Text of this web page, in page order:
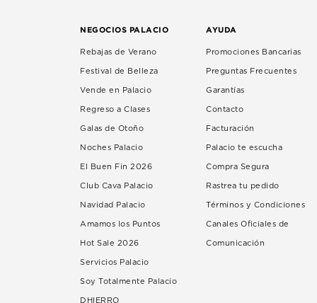
NEGOCIOS PALACIO
Rebajas de Verano
Festival de Belleza
Vende en Palacio
Regreso a Clases
Galas de Otoño
Noches Palacio
El Buen Fin 2026
Club Cava Palacio
Navidad Palacio
Amamos los Puntos
Hot Sale 2026
Servicios Palacio
Soy Totalmente Palacio
DHIERRO
AYUDA
Promociones Bancarias
Preguntas Frecuentes
Garantías
Contacto
Facturación
Palacio te escucha
Compra Segura
Rastrea tu pedido
Términos y Condiciones
Canales Oficiales de
Comunicación